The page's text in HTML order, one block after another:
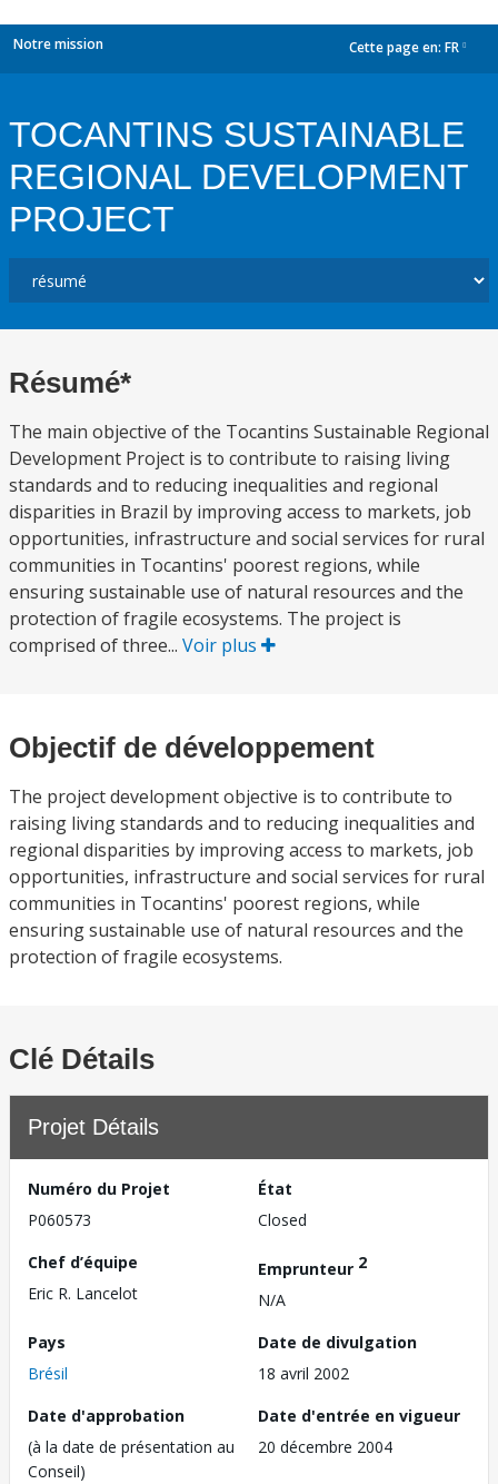
Notre mission Cette page en: FR
TOCANTINS SUSTAINABLE
REGIONAL DEVELOPMENT
PROJECT
Résumé*
The main objective of the Tocantins Sustainable Regional
Development Project is to contribute to raising living
standards and to reducing inequalities and regional
disparities in Brazil by improving access to markets, job
opportunities, infrastructure and social services for rural
communities in Tocantins' poorest regions, while
ensuring sustainable use of natural resources and the
protection of fragile ecosystems. The project is
comprised of three... Voir plus
Objectif de développement
The project development objective is to contribute to
raising living standards and to reducing inequalities and
regional disparities by improving access to markets, job
opportunities, infrastructure and social services for rural
communities in Tocantins' poorest regions, while
ensuring sustainable use of natural resources and the
protection of fragile ecosystems.
Clé Détails
Projet Détails
Numéro du Projet
P060573
État
Closed
Chef d’équipe
Eric R. Lancelot
Emprunteur 2
N/A
Pays
Brésil
Date de divulgation
18 avril 2002
Date d'approbation
(à la date de présentation au
Conseil)
Date d'entrée en vigueur
20 décembre 2004